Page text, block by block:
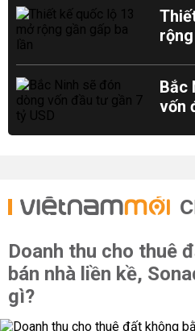
Bắc
vốn
Doanh thu cho thuê
bán nhà liền kề,
gì?